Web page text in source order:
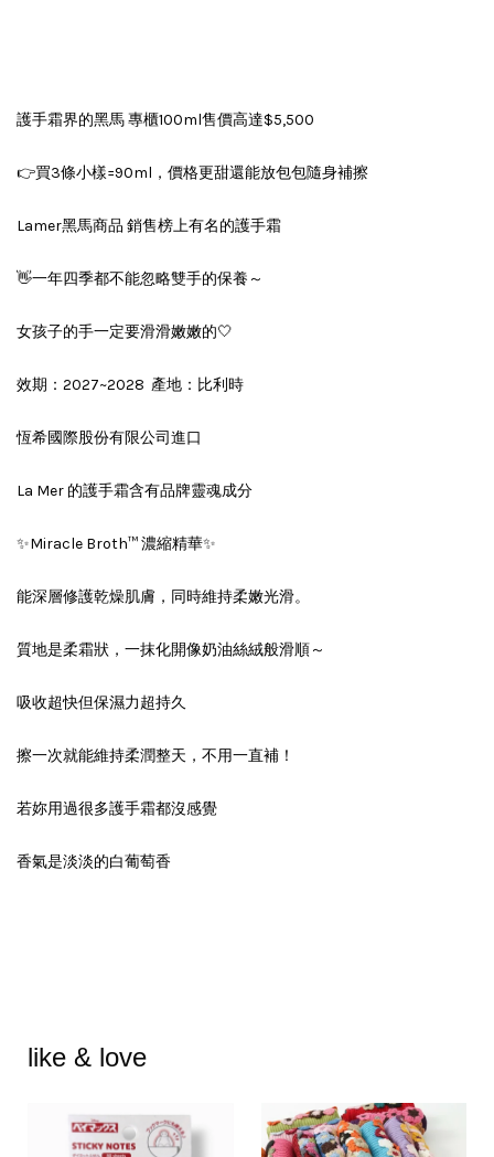
護手霜界的黑馬 專櫃100ml售價高達$5,500
👉買3條小樣=90ml，價格更甜還能放包包隨身補擦
Lamer黑馬商品 銷售榜上有名的護手霜
👋一年四季都不能忽略雙手的保養～
女孩子的手一定要滑滑嫩嫩的🤍
效期：2027~2028 產地：比利時
恆希國際股份有限公司進口
La Mer 的護手霜含有品牌靈魂成分
✨Miracle Broth™ 濃縮精華✨
能深層修護乾燥肌膚，同時維持柔嫩光滑。
質地是柔霜狀，一抹化開像奶油絲絨般滑順～
吸收超快但保濕力超持久
擦一次就能維持柔潤整天，不用一直補！
若妳用過很多護手霜都沒感覺
香氣是淡淡的白葡萄香
like & love